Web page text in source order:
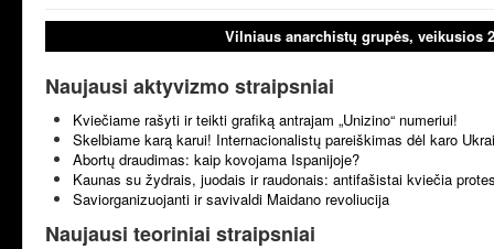
aktualijos
laisvoji
Vilniaus anarchistų grupės, veikusios
Naujausi aktyvizmo straipsniai
Kviečiame rašyti ir teikti grafiką antrajam „Unizino“ numeriui!
Skelbiame karą karui! Internacionalistų pareiškimas dėl karo
Abortų draudimas: kaip kovojama Ispanijoje?
Kaunas su žydrais, juodais ir raudonais: antifašistai kviečia
Saviorganizuojanti ir savivaldi Maidano revoliucija
Naujausi teoriniai straipsniai